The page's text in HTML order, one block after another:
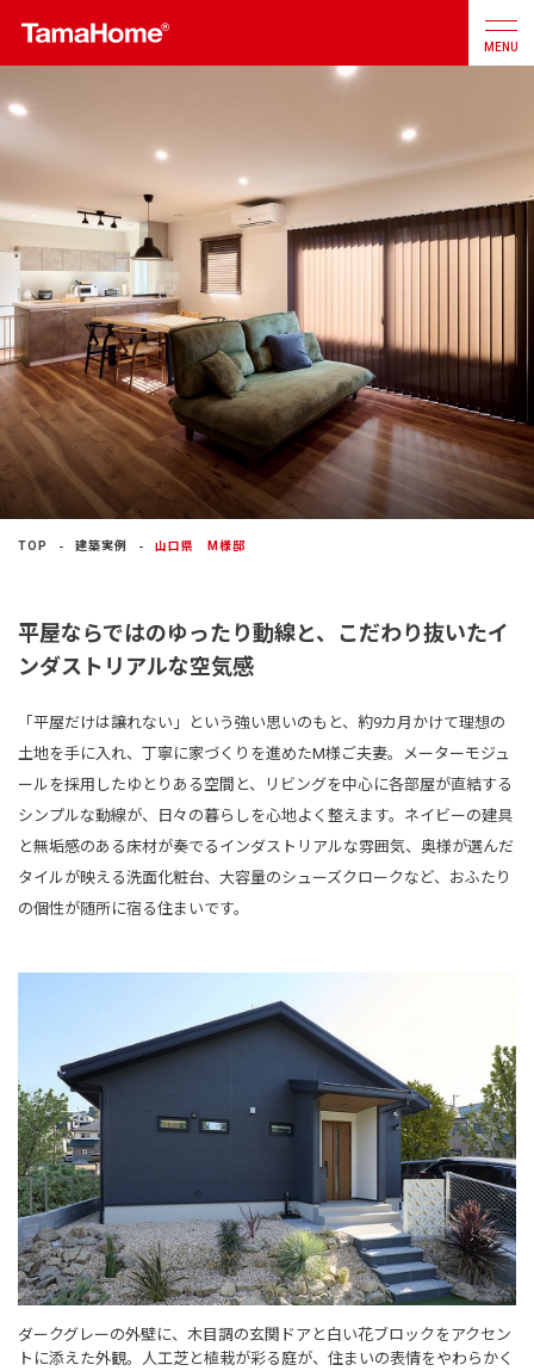
注文住宅
戸建分譲住宅
リフォーム
不動産 事業
建築実例
MENU
TOP 建築実例 山口県 M様邸
平屋ならではのゆったり動線と、こだわり抜いたイ
ンダストリアルな空気感
「平屋だけは譲れない」という強い思いのもと、約9カ月かけて理想の
土地を手に入れ、丁寧に家づくりを進めたM様ご夫妻。メーターモジュ
ールを採用したゆとりある空間と、リビングを中心に各部屋が直結する
シンプルな動線が、日々の暮らしを心地よく整えます。ネイビーの建具
と無垢感のある床材が奏でるインダストリアルな雰囲気、奥様が選んだ
タイルが映える洗面化粧台、大容量のシューズクロークなど、おふたり
の個性が随所に宿る住まいです。
ダークグレーの外壁に、木目調の玄関ドアと白い花ブロックをアクセン
トに添えた外観。人工芝と植栽が彩る庭が、住まいの表情をやわらかく